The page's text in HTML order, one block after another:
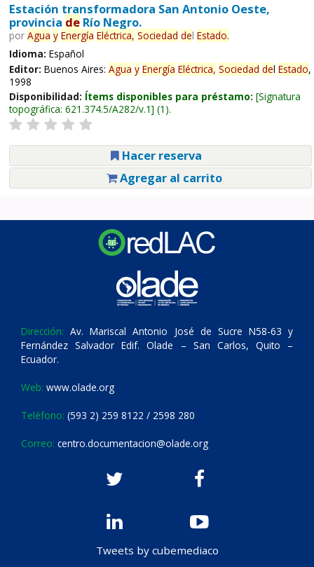
Estación transformadora San Antonio Oeste,
provincia deRío Negro.
por Agua y Energía Eléctrica, Sociedad del Estado.
Idioma: Español
Editor: Buenos Aires: Agua y Energía Eléctrica, Sociedad del Estado,
1998
Disponibilidad: Ítems disponibles para préstamo: Signatura
topográfica: 621.374.5/A282/v.1 (1).
Hacer reserva
Agregar al carrito
Dirección: Av. Mariscal Antonio José de Sucre N58-63 y
Fernández Salvador Edif. Olade – San Carlos, Quito –
Ecuador.
Web: www.olade.org
Teléfono: (593 2) 259 8122 / 2598 280
Correo: centro.documentacion@olade.org
Tweets by cubemediaco